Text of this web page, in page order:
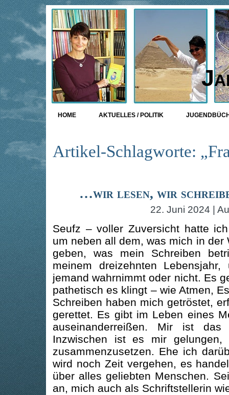
HOME AKTUELLES / POLITIK
Artikel-Schlagworte:
…wir lesen, wir
22. Juni 2024 |
Seufz – voller Zuversicht hatte
um neben all dem, was mich in
geben, was mein Schreiben
meinem dreizehnten
jemand wahrnimmt oder nicht. Es
pathetisch es klingt – wie Atmen,
Schreiben haben mich getröstet,
gerettet. Es gibt im Leben eines
auseinanderreißen. Mir ist das
Inzwischen ist es mir gelungen,
zusammenzusetzen. Ehe ich
wird noch Zeit vergehen, es
über alles geliebten Menschen.
an, mich auch als Schriftstellerin